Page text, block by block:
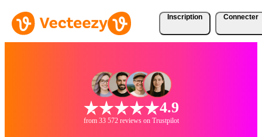
Inscription Connecter
4.9
from 33 572 reviews on Trustpilot